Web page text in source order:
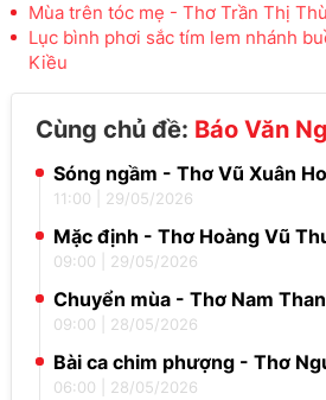
Mùa trên tóc mẹ - Thơ Trần Thị
Lục bình phơi sắc tím lem nhánh
Kiều
Cùng chủ đề: Báo Văn
Sóng ngầm - Thơ Vũ Xuân
11:00 29/05/2026
Mặc định - Thơ Hoàng Vũ
09:00 29/05/2026
Chuyển mùa - Thơ Nam
09:00 28/05/2026
Bài ca chim phượng - Thơ
06:00 28/05/2026